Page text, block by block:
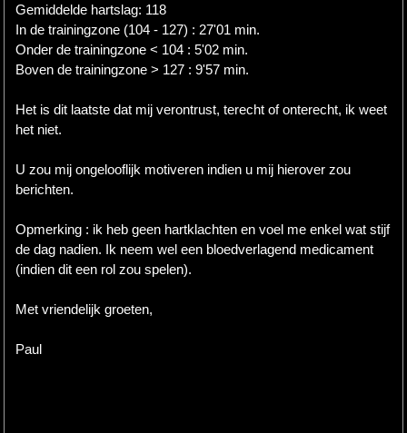
Gemiddelde hartslag: 118
In de trainingzone (104 - 127) : 27'01 min.
Onder de trainingzone < 104 : 5'02 min.
Boven de trainingzone > 127 : 9'57 min.
Het is dit laatste dat mij verontrust, terecht of onterecht, ik weet
het niet.
U zou mij ongelooflijk motiveren indien u mij hierover zou
berichten.
Opmerking : ik heb geen hartklachten en voel me enkel wat stijf
de dag nadien. Ik neem wel een bloedverlagend medicament
(indien dit een rol zou spelen).
Met vriendelijk groeten,
Paul